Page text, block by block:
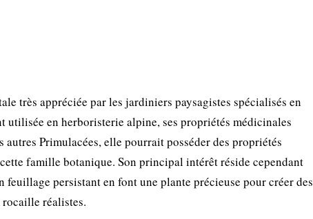
très appréciée par les jardiniers paysagistes spécialisés en
en herboristerie alpine, ses propriétés médicinales
Primulacées, elle pourrait posséder des propriétés
famille botanique. Son principal intérêt réside cependant
persistant en font une plante précieuse pour créer des
réalistes.